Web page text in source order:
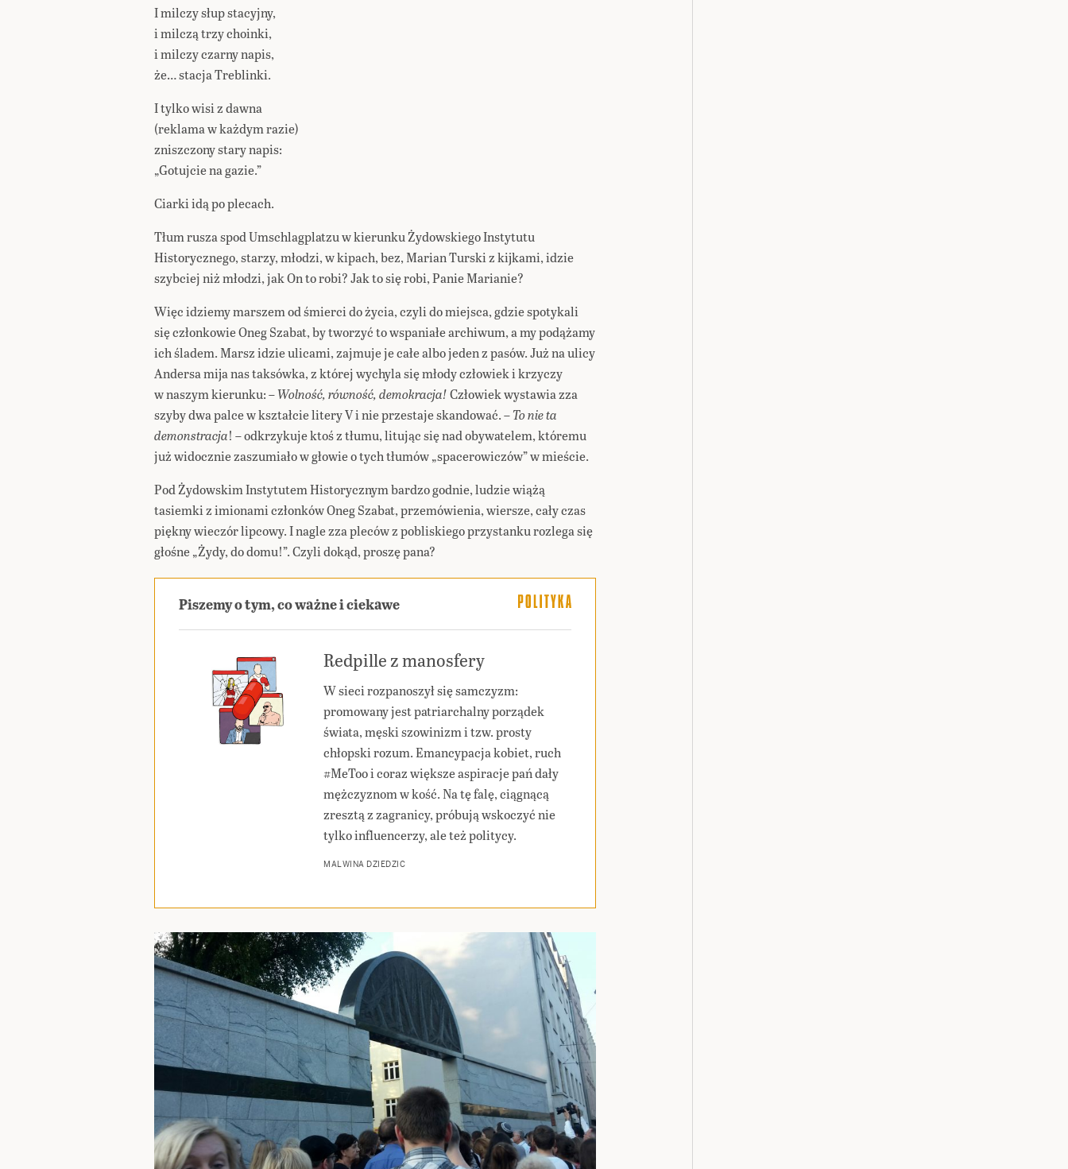
I milczy słup stacyjny,
i milczą trzy choinki,
i milczy czarny napis,
że… stacja Treblinki.
I tylko wisi z dawna
(reklama w każdym razie)
zniszczony stary napis:
„Gotujcie na gazie.”
Ciarki idą po plecach.
Tłum rusza spod Umschlagplatzu w kierunku Żydowskiego Instytutu
Historycznego, starzy, młodzi, w kipach, bez, Marian Turski z kijkami, idzie
szybciej niż młodzi, jak On to robi? Jak to się robi, Panie Marianie?
Więc idziemy marszem od śmierci do życia, czyli do miejsca, gdzie spotykali
się członkowie Oneg Szabat, by tworzyć to wspaniałe archiwum, a my podążamy
ich śladem. Marsz idzie ulicami, zajmuje je całe albo jeden z pasów. Już na ulicy
Andersa mija nas taksówka, z której wychyla się młody człowiek i krzyczy
w naszym kierunku: –Wolność, równość, demokracja!Człowiek wystawia zza
szyby dwa palce w kształcie litery V i nie przestaje skandować. –To nie ta
demonstracja! – odkrzykuje ktoś z tłumu, litując się nad obywatelem, któremu
już widocznie zaszumiało w głowie o tych tłumów „spacerowiczów” w mieście.
Pod Żydowskim Instytutem Historycznym bardzo godnie, ludzie wiążą
tasiemki z imionami członków Oneg Szabat, przemówienia, wiersze, cały czas
piękny wieczór lipcowy. I nagle zza pleców z pobliskiego przystanku rozlega się
głośne „Żydy, do domu!”. Czyli dokąd, proszę pana?
Piszemy o tym, co ważne i ciekawe
Redpille z manosfery
W sieci rozpanoszył się samczyzm:
promowany jest patriarchalny porządek
świata, męski szowinizm i tzw. prosty
chłopski rozum. Emancypacja kobiet, ruch
#MeToo i coraz większe aspiracje pań dały
mężczyznom w kość. Na tę falę, ciągnącą
zresztą z zagranicy, próbują wskoczyć nie
tylko influencerzy, ale też politycy.
MALWINA DZIEDZIC